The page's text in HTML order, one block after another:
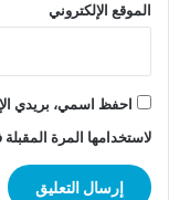
الموقع الإلكتروني
احفظ اسمي، بريدي
لاستخدامها المرة